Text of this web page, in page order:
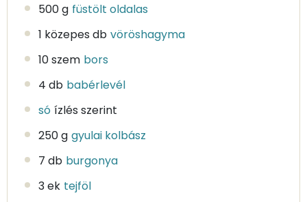
500 g füstölt oldalas
1 közepes db vöröshagyma
10 szem bors
4 db babérlevél
só ízlés szerint
250 g gyulai kolbász
7 db burgonya
3 ek tejföl